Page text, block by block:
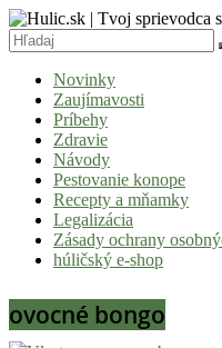
Skip
to
content
Tvoj
sprievodca
svetom
pohody
stoner
kultúry
Vitaj
Novinky
Zaujímavosti
Príbehy
Zdravie
Návody
Pestovanie konope
Recepty a mňamky
Legalizácia
Zásady ochrany
húličský e-shop
ovocné bongo